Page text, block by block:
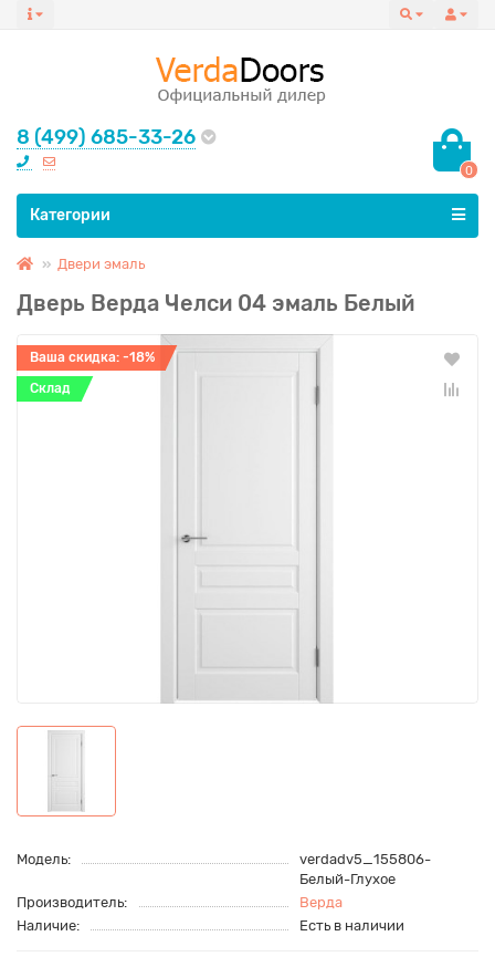
8 (499) 685-33-26
0
Все категории
Категории
Двери эмаль
Дверь Верда Челси 04 эмаль Белый
Ваша скидка: -18%
Склад
Модель:
verdadv5_155806-
Белый-Глухое
Производитель:
Верда
Наличие:
Есть в наличии